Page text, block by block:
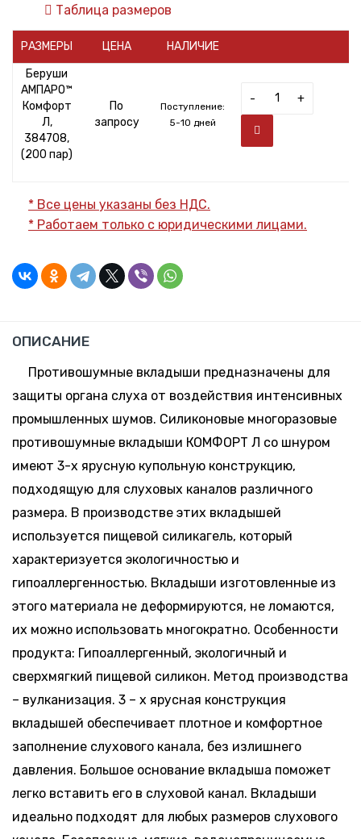
Таблица размеров
РАЗМЕРЫ ЦЕНА
НАЛИЧИЕ
Беруши
АМПАРО™
Комфорт
Л,
384708,
(200 пар)
По
запросу
Поступление:
5-10 дней
- +
* Все цены указаны без НДС.
* Работаем только с юридическими лицами.
ОПИСАНИЕ
Противошумные вкладыши предназначены для
защиты органа слуха от воздействия интенсивных
промышленных шумов. Силиконовые многоразовые
противошумные вкладыши КОМФОРТ Л со шнуром
имеют 3-х ярусную купольную конструкцию,
подходящую для слуховых каналов различного
размера. В производстве этих вкладышей
используется пищевой силикагель, который
характеризуется экологичностью и
гипоаллергенностью. Вкладыши изготовленные из
этого материала не деформируются, не ломаются,
их можно использовать многократно. Особенности
продукта: Гипоаллергенный, экологичный и
сверхмягкий пищевой силикон. Метод производства
– вулканизация. 3 – х ярусная конструкция
вкладышей обеспечивает плотное и комфортное
заполнение слухового канала, без излишнего
давления. Большое основание вкладыша поможет
легко вставить его в слуховой канал. Вкладыши
идеально подходят для любых размеров слухового